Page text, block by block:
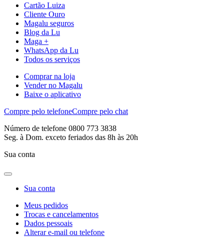
Cartão Luiza
Cliente Ouro
Magalu seguros
Blog da Lu
Maga +
WhatsApp da Lu
Todos os serviços
Comprar na loja
Vender no Magalu
Baixe o aplicativo
Compre pelo telefoneCompre pelo chat
Número de telefone 0800 773 3838
Seg. à Dom. exceto feriados das 8h às 20h
Sua conta
Sua conta
Meus pedidos
Trocas e cancelamentos
Dados pessoais
Alterar e-mail ou telefone